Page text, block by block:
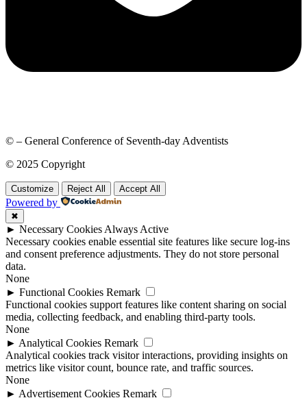
© – General Conference of Seventh-day Adventists
© 2025 Copyright
Customize Reject All Accept All
Powered by
✖
► Necessary Cookies Always Active
Necessary cookies enable essential site features like secure log-ins
and consent preference adjustments. They do not store personal
data.
None
► Functional Cookies Remark
Functional cookies support features like content sharing on social
media, collecting feedback, and enabling third-party tools.
None
► Analytical Cookies Remark
Analytical cookies track visitor interactions, providing insights on
metrics like visitor count, bounce rate, and traffic sources.
None
► Advertisement Cookies Remark